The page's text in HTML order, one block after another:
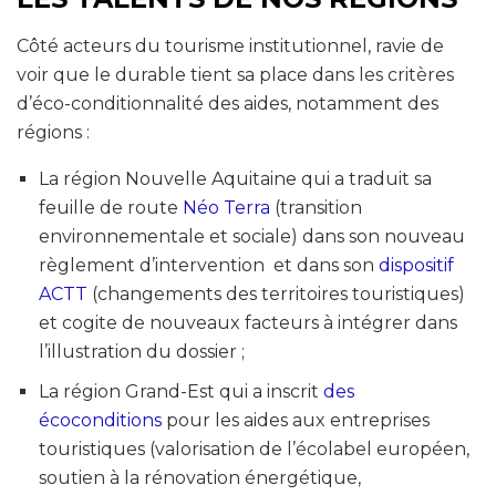
Côté acteurs du tourisme institutionnel, ravie de
voir que le durable tient sa place dans les critères
d’éco-conditionnalité des aides, notamment des
régions :
La région Nouvelle Aquitaine qui a traduit sa
feuille de route Néo Terra (transition
environnementale et sociale) dans son nouveau
règlement d’intervention et dans son dispositif
ACTT (changements des territoires touristiques)
et cogite de nouveaux facteurs à intégrer dans
l’illustration du dossier ;
La région Grand-Est qui a inscrit des
écoconditions pour les aides aux entreprises
touristiques (valorisation de l’écolabel européen,
soutien à la rénovation énergétique,